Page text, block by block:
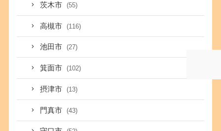
茨木市 (55)
高槻市 (116)
池田市 (27)
箕面市 (102)
摂津市 (13)
門真市 (43)